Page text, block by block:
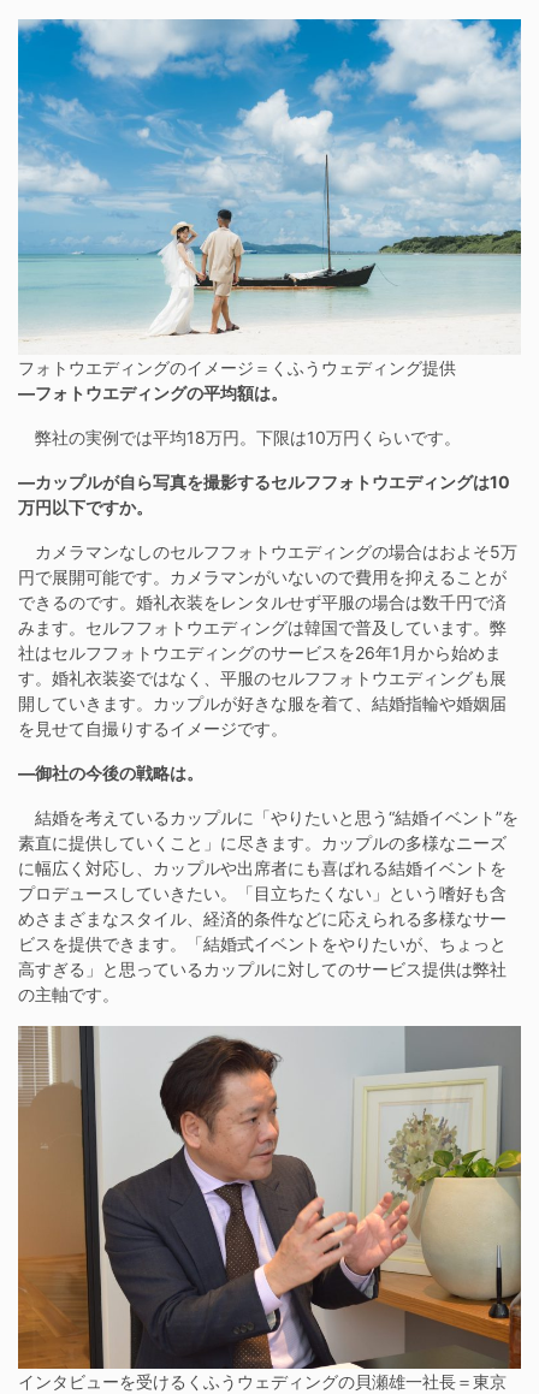
フォトウエディングのイメージ＝くふうウェディング提供
―フォトウエディングの平均額は。
弊社の実例では平均18万円。下限は10万円くらいです。
―カップルが自ら写真を撮影するセルフフォトウエディングは10
万円以下ですか。
カメラマンなしのセルフフォトウエディングの場合はおよそ5万
円で展開可能です。カメラマンがいないので費用を抑えることが
できるのです。婚礼衣装をレンタルせず平服の場合は数千円で済
みます。セルフフォトウエディングは韓国で普及しています。弊
社はセルフフォトウエディングのサービスを26年1月から始めま
す。婚礼衣装姿ではなく、平服のセルフフォトウエディングも展
開していきます。カップルが好きな服を着て、結婚指輪や婚姻届
を見せて自撮りするイメージです。
―御社の今後の戦略は。
結婚を考えているカップルに「やりたいと思う“結婚イベント”を
素直に提供していくこと」に尽きます。カップルの多様なニーズ
に幅広く対応し、カップルや出席者にも喜ばれる結婚イベントを
プロデュースしていきたい。「目立ちたくない」という嗜好も含
めさまざまなスタイル、経済的条件などに応えられる多様なサー
ビスを提供できます。「結婚式イベントをやりたいが、ちょっと
高すぎる」と思っているカップルに対してのサービス提供は弊社
の主軸です。
インタビューを受けるくふうウェディングの貝瀬雄一社長＝東京